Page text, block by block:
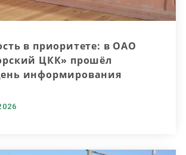
в приоритете: в ОАО
ЦКК» прошёл
информирования